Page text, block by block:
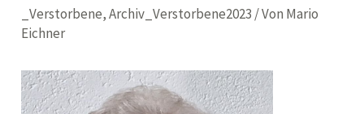
_Verstorbene,Archiv_Verstorbene2023 / Von Mario
Eichner